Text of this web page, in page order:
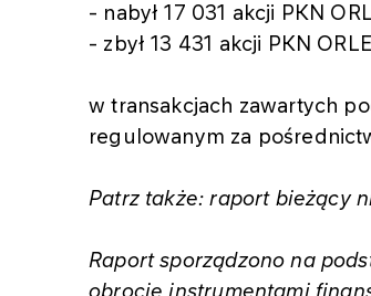
- nabył 17 031 akcji PKN
- zbył 13 431 akcji PKN
w transakcjach zawartych
regulowanym za
Patrz także: raport bieżący
Raport sporządzono na
obrocie instrumentami